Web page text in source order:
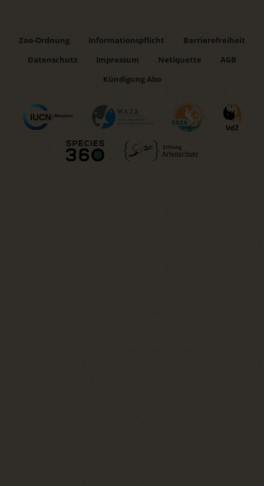
Zoo-Ordnung Informationspflicht
Barrierefreiheit
Datenschutz
Impressum Netiquette
AGB
Kündigung Abo